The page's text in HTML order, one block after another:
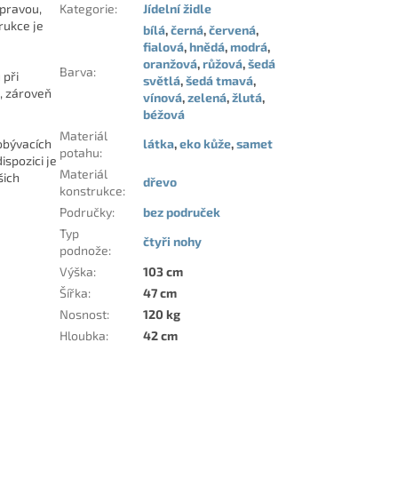
je
při
zároveň
je
Kategorie: Jídelní židle
Barva:
bílá,černá,červená,
fialová,hnědá,modrá,
oranžová,růžová,šedá
světlá,šedá tmavá,
vínová,zelená,žlutá,
béžová
Materiál
potahu:
látka,eko kůže,samet
Materiál
konstrukce:
dřevo
Područky:
bez područek
Typ
podnože:
čtyři nohy
Výška:
103 cm
Šířka:
47 cm
Nosnost:
120 kg
Hloubka: 42 cm